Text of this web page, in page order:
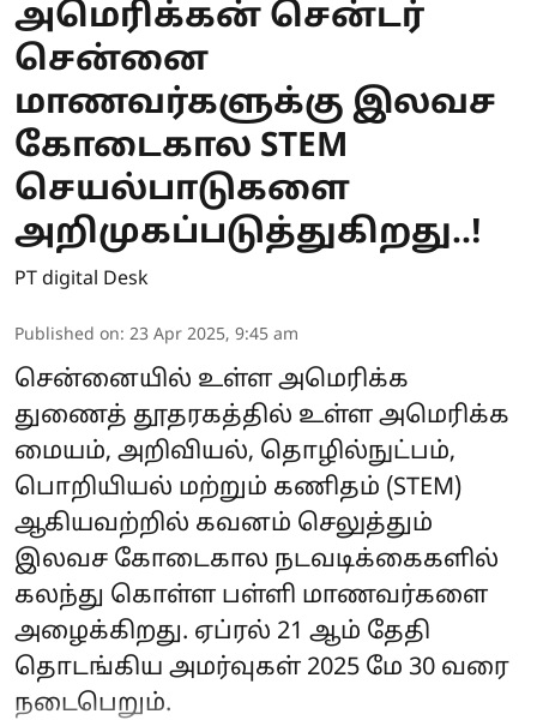
அமெரிக்கன் சென்டர்
சென்னை
மாணவர்களுக்கு இலவச
கோடைகால STEM
செயல்பாடுகளை
அறிமுகப்படுத்துகிறது..!
PT digital Desk
Published on: 23 Apr 2025, 9:45 am
சென்னையில் உள்ள அமெரிக்க
துணைத் தூதரகத்தில் உள்ள அமெரிக்க
மையம், அறிவியல், தொழில்நுட்பம்,
பொறியியல் மற்றும் கணிதம் (STEM)
ஆகியவற்றில் கவனம் செலுத்தும்
இலவச கோடைகால நடவடிக்கைகளில்
கலந்து கொள்ள பள்ளி மாணவர்களை
அழைக்கிறது. ஏப்ரல் 21 ஆம் தேதி
தொடங்கிய அமர்வுகள் 2025 மே 30 வரை
நடைபெறும்.